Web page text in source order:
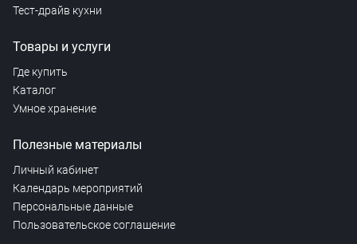
Тест-драйв кухни
Товары и услуги
Где купить
Каталог
Умное хранение
Полезные материалы
Личный кабинет
Календарь мероприятий
Персональные данные
Пользовательское соглашение